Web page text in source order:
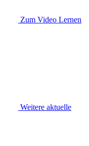
Zum Video Lernen
Weitere aktuelle